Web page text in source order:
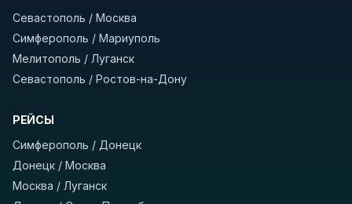
устройств, вода, пледы. На больших
автобусах работают стюарды. У нас
скрытых платежей
оплата производится только при посадке,
Как забронировать билет?
отправления и прибытия, дату выезда и
нажмите «Найти рейсы». В списке рейсов
вы увидите время выезда, место посадки,
Севастополь / Москва
Симферополь / Мариуполь
Мелитополь / Луганск
Севастополь / Ростов-на-Дону
РЕЙСЫ
Симферополь / Донецк
Донецк / Москва
Москва / Луганск